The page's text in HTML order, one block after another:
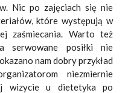
Nic po zajęciach się nie
które występują w
zaśmiecania. Warto też
serwowane posiłki nie
nam dobry przykład
niezmiernie
wizycie u dietetyka po